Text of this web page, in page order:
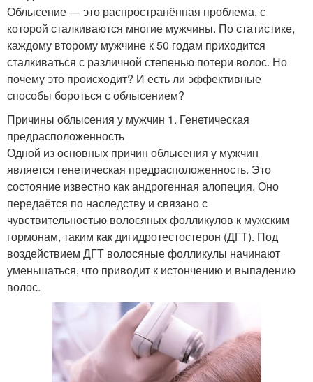
Облысение — это распространённая проблема, с
которой сталкиваются многие мужчины. По статистике,
каждому второму мужчине к 50 годам приходится
сталкиваться с различной степенью потери волос. Но
почему это происходит? И есть ли эффективные
способы бороться с облысением?
Причины облысения у мужчин 1. Генетическая
предрасположенность
Одной из основных причин облысения у мужчин
является генетическая предрасположенность. Это
состояние известно как андрогенная алопеция. Оно
передаётся по наследству и связано с
чувствительностью волосяных фолликулов к мужским
гормонам, таким как дигидротестостерон (ДГТ). Под
воздействием ДГТ волосяные фолликулы начинают
уменьшаться, что приводит к истончению и выпадению
волос.